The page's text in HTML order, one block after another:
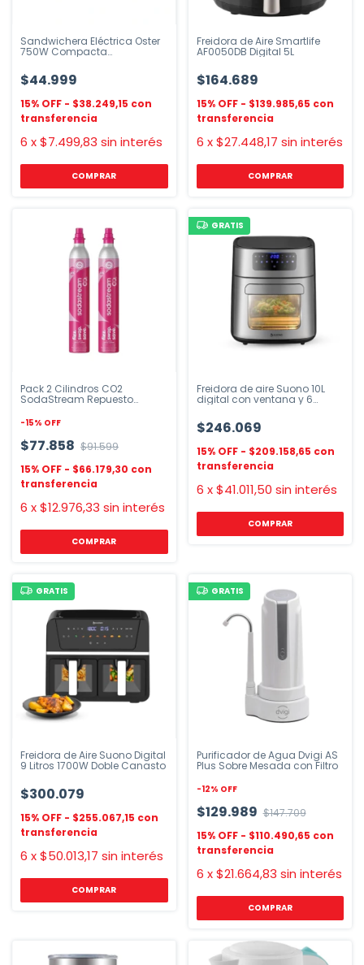
Sandwichera Eléctrica Oster
750W Compacta
$44.999
$38.249,15
6 x$7.499,83 sin interés
Freidora de Aire Smartlife
AF0050DB Digital 5L
$164.689
$139.985,65
6 x$27.448,17 sin interés
Pack 2 Cilindros CO2
SodaStream Repuesto
-15% OFF
$77.858 $91.599
$66.179,30
6 x$12.976,33 sin interés
COMPRAR
GRATIS
Freidora de aire Suono 10L
digital con ventana y 6
$246.069
$209.158,65
6 x$41.011,50 sin interés
GRATIS
Freidora de Aire Suono Digital
9 Litros 1700W Doble Canasto
$300.079
$255.067,15
6 x$50.013,17 sin interés
COMPRAR
GRATIS
Purificador de Agua Dvigi AS
Plus Sobre Mesada con Filtro
-12% OFF
$129.989 $147.709
$110.490,65
6 x$21.664,83 sin interés
COMPRAR